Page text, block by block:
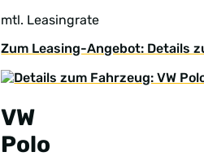
mtl. Leasingrate
Zum Leasing-Angebot: Details
VW
Polo